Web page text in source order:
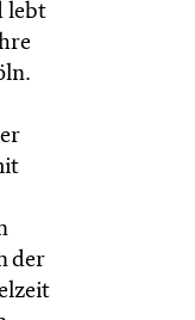
lebt
der